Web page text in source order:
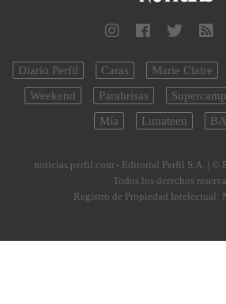
Diario Perfil Caras Marie Claire
Weekend
Parabrisas
Mía
Lunateen
noticias.perfil.com - Editorial Perfil S.A. | ©
Todos los derechos
Registro de Propiedad Intelectual: